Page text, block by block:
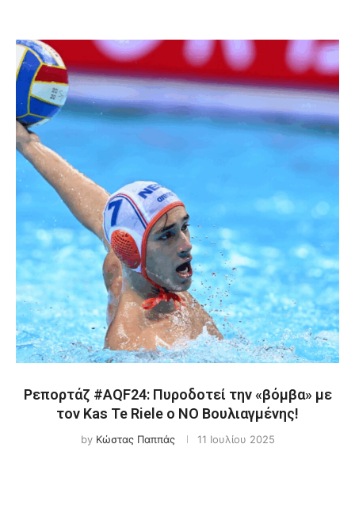
Ρεπορτάζ #AQF24: Πυροδοτεί την «βόμβα» με
τον Kas Te Riele ο ΝΟ Βουλιαγμένης!
by Κώστας Παππάς 11 Ιουλίου 2025